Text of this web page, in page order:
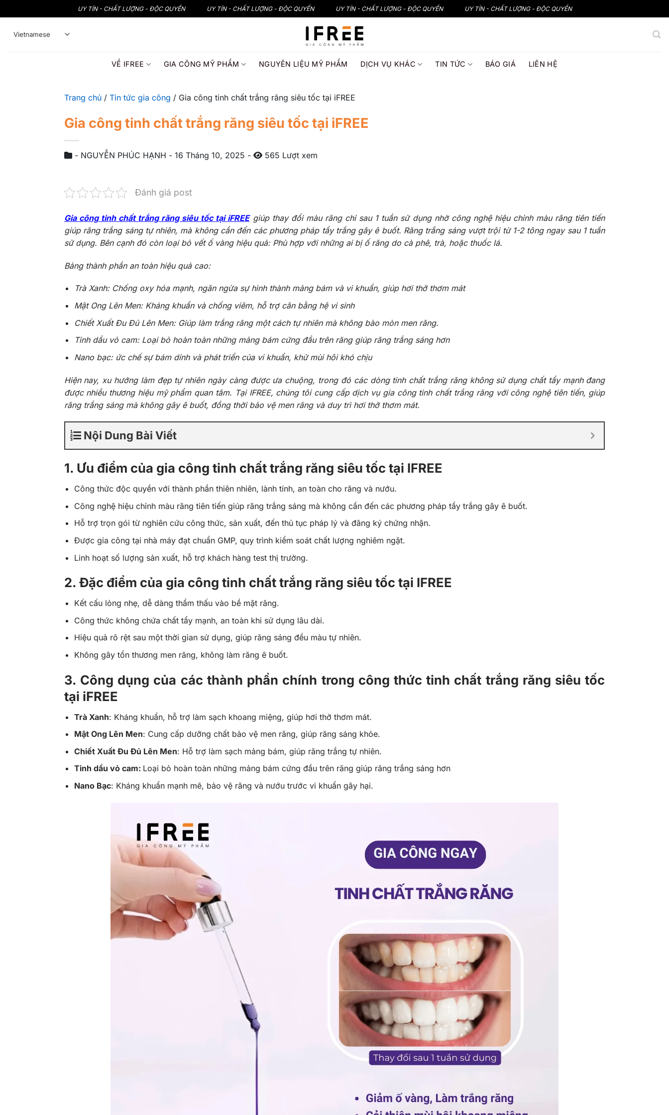
qua
UY TÍN - CHẤT LƯỢNG - ĐỘC QUYỀN UY TÍN - CHẤT LƯỢNG - ĐỘC QUYỀN UY TÍN - CHẤT LƯỢNG - ĐỘC QUYỀN UY TÍN - CHẤT LƯỢNG - ĐỘC QUYỀN
VỀ IFREE GIA CÔNG MỸ PHẨM NGUYÊN LIỆU MỸ PHẨM DỊCH VỤ KHÁC TIN TỨC BÁO GIÁ LIÊN HỆ
Trang chủ/ Tin tức gia công / Gia công tinh chất trắng răng siêu tốc tại iFREE
Gia công tinh chất trắng răng siêu tốc tại iFREE
- NGUYỄN PHÚC HẠNH - 16 Tháng 10, 2025 - 565 Lượt xem
Đánh giá post
Gia công tinh chất trắng răng siêu tốc tại iFREEgiúp thay đổi màu răng chỉ sau 1 tuần sử dụng nhờ công nghệ hiệu chỉnh màu răng tiên tiến
giúp răng trắng sáng tự nhiên, mà không cần đến các phương pháp tẩy trắng gây ê buốt. Răng trắng sáng vượt trội từ 1-2 tông ngay sau 1 tuần
sử dụng. Bên cạnh đó còn loại bỏ vết ố vàng hiệu quả: Phù hợp với những ai bị ố răng do cà phê, trà, hoặc thuốc lá.
Bảng thành phần an toàn hiệu quả cao:
Trà Xanh: Chống oxy hóa mạnh, ngăn ngừa sự hình thành mảng bám và vi khuẩn, giúp hơi thở thơm mát
Mật Ong Lên Men: Kháng khuẩn và chống viêm, hỗ trợ cân bằng hệ vi sinh
Chiết Xuất Đu Đủ Lên Men: Giúp làm trắng răng một cách tự nhiên mà không bào mòn men răng.
Tinh dầu vỏ cam: Loại bỏ hoàn toàn những mảng bám cứng đầu trên răng giúp răng trắng sáng hơn
Nano bạc: ức chế sự bám dính và phát triển của vi khuẩn, khử mùi hôi khó chịu
Hiện nay, xu hướng làm đẹp tự nhiên ngày càng được ưa chuộng, trong đó các dòng tinh chất trắng răng không sử dụng chất tẩy mạnh đang
được nhiều thương hiệu mỹ phẩm quan tâm. Tại IFREE, chúng tôi cung cấp dịch vụ gia công tinh chất trắng răng với công nghệ tiên tiến, giúp
răng trắng sáng mà không gây ê buốt, đồng thời bảo vệ men răng và duy trì hơi thở thơm mát.
Nội Dung Bài Viết
1. Ưu điểm của gia công tinh chất trắng răng siêu tốc tại IFREE
Công thức độc quyền với thành phần thiên nhiên, lành tính, an toàn cho răng và nướu.
Công nghệ hiệu chỉnh màu răng tiên tiến giúp răng trắng sáng mà không cần đến các phương pháp tẩy trắng gây ê buốt.
Hỗ trợ trọn gói từ nghiên cứu công thức, sản xuất, đến thủ tục pháp lý và đăng ký chứng nhận.
Được gia công tại nhà máy đạt chuẩn GMP, quy trình kiểm soát chất lượng nghiêm ngặt.
Linh hoạt số lượng sản xuất, hỗ trợ khách hàng test thị trường.
2. Đặc điểm của gia công tinh chất trắng răng siêu tốc tại IFREE
Kết cấu lỏng nhẹ, dễ dàng thẩm thấu vào bề mặt răng.
Công thức không chứa chất tẩy mạnh, an toàn khi sử dụng lâu dài.
Hiệu quả rõ rệt sau một thời gian sử dụng, giúp răng sáng đều màu tự nhiên.
Không gây tổn thương men răng, không làm răng ê buốt.
3. Công dụng của các thành phần chính trong công thức tinh chất trắng răng siêu tốc
tại iFREE
Trà Xanh: Kháng khuẩn, hỗ trợ làm sạch khoang miệng, giúp hơi thở thơm mát.
Mật Ong Lên Men: Cung cấp dưỡng chất bảo vệ men răng, giúp răng sáng khỏe.
Chiết Xuất Đu Đủ Lên Men: Hỗ trợ làm sạch mảng bám, giúp răng trắng tự nhiên.
Tinh dầu vỏ cam: Loại bỏ hoàn toàn những mảng bám cứng đầu trên răng giúp răng trắng sáng hơn
Nano Bạc: Kháng khuẩn mạnh mẽ, bảo vệ răng và nướu trước vi khuẩn gây hại.